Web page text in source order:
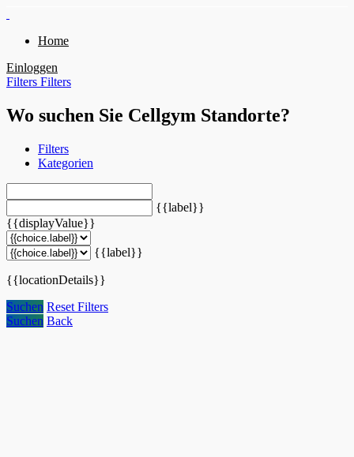
Home
Einloggen
Filters Filters
Wo suchen Sie Cellgym Standorte?
Filters
Kategorien
{{label}}
{{displayValue}}
{{label}}
{{locationDetails}}
Suchen Reset Filters
Suchen Back